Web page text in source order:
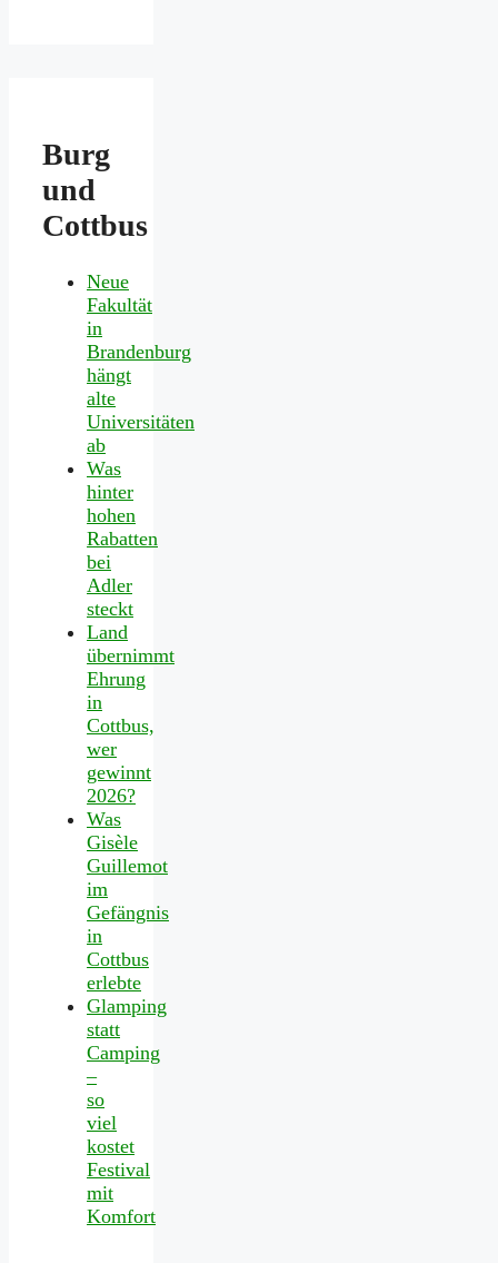
Burg
und
Cottbus
Neue
Fakultät
in
Brandenburg
hängt
alte
Universitäten
ab
Was
hinter
hohen
Rabatten
bei
Adler
steckt
Land
übernimmt
Ehrung
in
Cottbus,
wer
gewinnt
2026?
Was
Gisèle
Guillemot
im
Gefängnis
in
Cottbus
erlebte
Glamping
statt
Camping
–
so
viel
kostet
Festival
mit
Komfort